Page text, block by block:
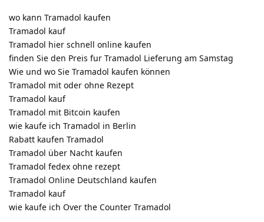
wo kann Tramadol kaufen
Tramadol kauf
Tramadol hier schnell online kaufen
finden Sie den Preis fur Tramadol Lieferung am Samstag
Wie und wo Sie Tramadol kaufen können
Tramadol mit oder ohne Rezept
Tramadol kauf
Tramadol mit Bitcoin kaufen
wie kaufe ich Tramadol in Berlin
Rabatt kaufen Tramadol
Tramadol über Nacht kaufen
Tramadol fedex ohne rezept
Tramadol Online Deutschland kaufen
Tramadol kauf
wie kaufe ich Over the Counter Tramadol